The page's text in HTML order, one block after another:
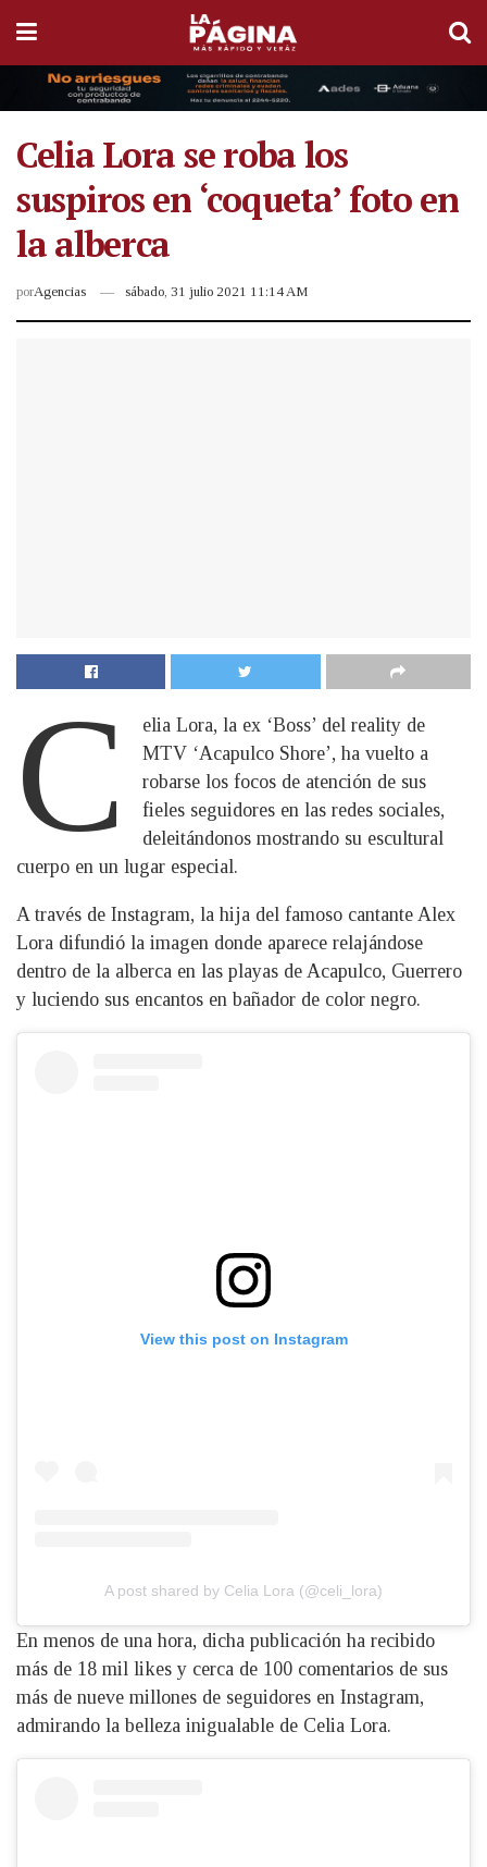
Celia Lora se roba los
suspiros en ‘coqueta’ foto en
la alberca
porAgencias sábado, 31 julio 2021 11:14 AM
C
elia Lora, la ex ‘Boss’ del reality de
MTV ‘Acapulco Shore’, ha vuelto a
robarse los focos de atención de sus
fieles seguidores en las redes sociales,
deleitándonos mostrando su escultural
cuerpo en un lugar especial.
A través de Instagram, la hija del famoso cantante Alex
Lora difundió la imagen donde aparece relajándose
dentro de la alberca en las playas de Acapulco, Guerrero
y luciendo sus encantos en bañador de color negro.
View this post on Instagram
A post shared by Celia Lora (@celi_lora)
En menos de una hora, dicha publicación ha recibido
más de 18 mil likes y cerca de 100 comentarios de sus
más de nueve millones de seguidores en Instagram,
admirando la belleza inigualable de Celia Lora.